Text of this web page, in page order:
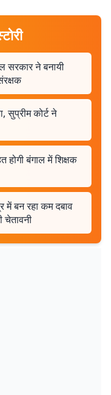
सरकार ने बनायी
सुप्रीम कोर्ट ने
होगी बंगाल में शिक्षक
में बन रहा कम दबाव
चेतावनी